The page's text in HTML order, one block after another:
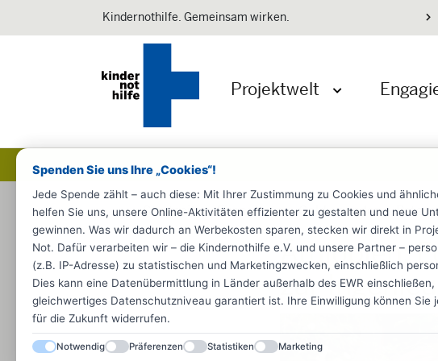
Spenden Sie uns Ihre „Cookies“!
Jede Spende zählt – auch diese: Mit Ihrer Zustimmung zu Cookies und
helfen Sie uns, unsere Online-Aktivitäten effizienter zu gestalten und neue
gewinnen. Was wir dadurch an Werbekosten sparen, stecken wir direkt in
Not. Dafür verarbeiten wir – die Kindernothilfe e.V. und unsere Partner –
(z.B. IP-Adresse) zu statistischen und Marketingzwecken, einschließlich
Dies kann eine Datenübermittlung in Länder außerhalb des EWR einschließen,
gleichwertiges Datenschutzniveau garantiert ist. Ihre Einwilligung können Sie
für die Zukunft widerrufen.
Notwendig Präferenzen Statistiken Marketing
Kindernothilfe. Gemeinsam wirken.
Projektwelt
Startseite Engagieren Geld spenden
Äthiopien:
zur